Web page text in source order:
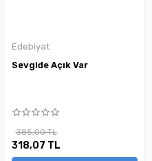
Edebiyat
Sevgide Açık Var
385,00 TL
318,07 TL